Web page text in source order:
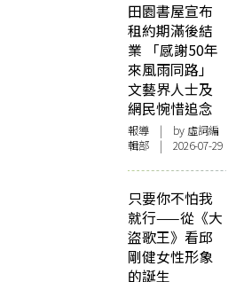
田園書屋宣布
租約期滿後結
業 「感謝50年
來風雨同路」
文藝界人士及
網民惋惜追念
報導 | by 虛詞編
輯部 | 2026-07-29
只要你不怕我
就行——從《大
盜歌王》看邱
剛健女性形象
的誕生